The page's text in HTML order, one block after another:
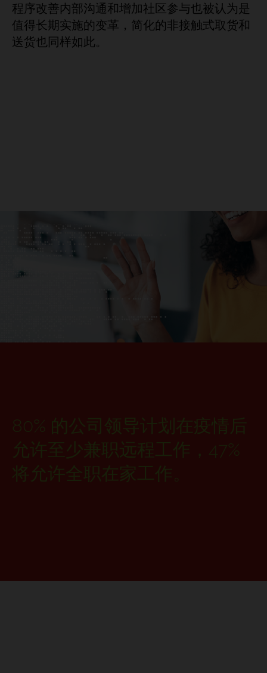
程序改善内部沟通和增加社区参与也被认为是
值得长期实施的变革，简化的非接触式取货和
送货也同样如此。
80% 的公司领导计划在疫情后
允许至少兼职远程工作，47%
将允许全职在家工作。